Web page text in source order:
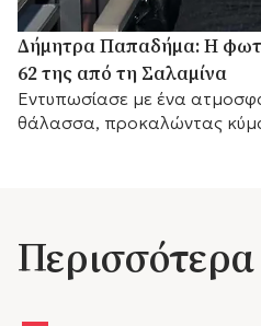
Δήμητρα Παπαδήμα: Η
62 της από τη Σαλαμίνα
Εντυπωσίασε με ένα
θάλασσα, προκαλώντας